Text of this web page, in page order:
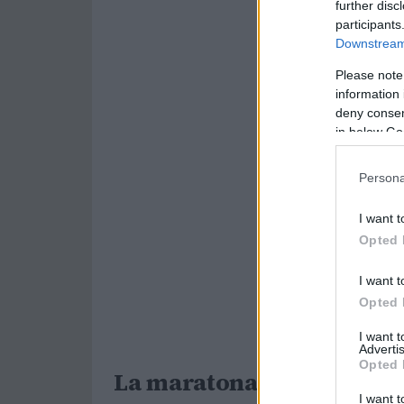
further
Please
information
deny
in below
I want
Opted
I want
Opted
I want
Opted
I want
La maratona di padel a